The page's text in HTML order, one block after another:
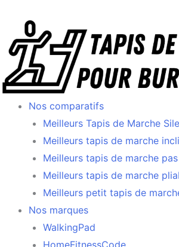
contenu
Nos comparatifs
Meilleurs Tapis de Marche
Meilleurs tapis de marche
Meilleurs tapis de marche
Meilleurs tapis de marche
Meilleurs petit tapis de
Nos marques
WalkingPad
HomeFitnessCode